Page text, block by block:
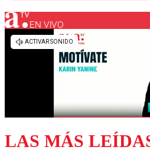
Los comentarios son
diálogo
EN VIVO
LAS MÁS